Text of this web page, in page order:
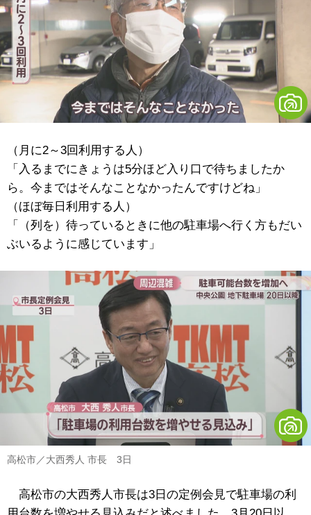
（月に2～3回利用する人）
「入るまでにきょうは5分ほど入り口で待ちましたか
ら。今まではそんなことなかったんですけどね」
（ほぼ毎日利用する人）
「（列を）待っているときに他の駐車場へ行く方もだい
ぶいるように感じています」
高松市／大西秀人 市長 3日
高松市の大西秀人市長は3日の定例会見で駐車場の利